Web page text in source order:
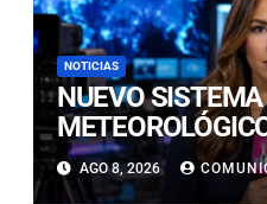
NOTICIAS
NUEVO SISTEMA
LLUVIAS, NIEVE
ELÉCTRICAS EN
AGO 8, 2026